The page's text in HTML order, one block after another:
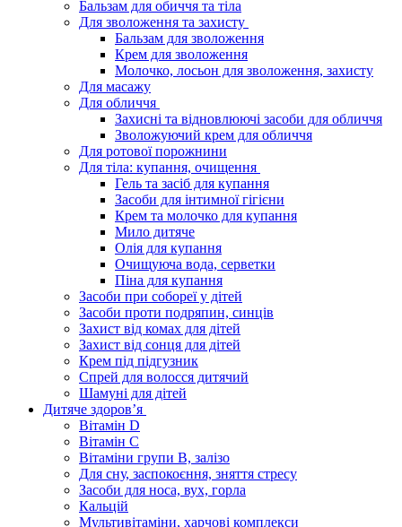
Бальзам для обиччя та тіла
Для зволоження та захисту
Бальзам для зволоження
Крем для зволоження
Молочко, лосьон для зволоження, захисту
Для масажу
Для обличчя
Захисні та відновлюючі засоби для обличчя
Зволожуючий крем для обличчя
Для ротової порожнини
Для тіла: купання, очищення
Гель та засіб для купання
Засоби для інтимної гігієни
Крем та молочко для купання
Мило дитяче
Олія для купання
Очищуюча вода, серветки
Піна для купання
Засоби при собореї у дітей
Засоби проти подряпин, синців
Захист від комах для дітей
Захист від сонця для дітей
Крем під підгузник
Спрей для волосся дитячий
Шамуні для дітей
Дитяче здоров’я
Вітамін D
Вітамін С
Вітаміни групи В, залізо
Для сну, заспокоєння, зняття стресу
Засоби для носа, вух, горла
Кальцій
Мультивітаміни, харчові комплекси